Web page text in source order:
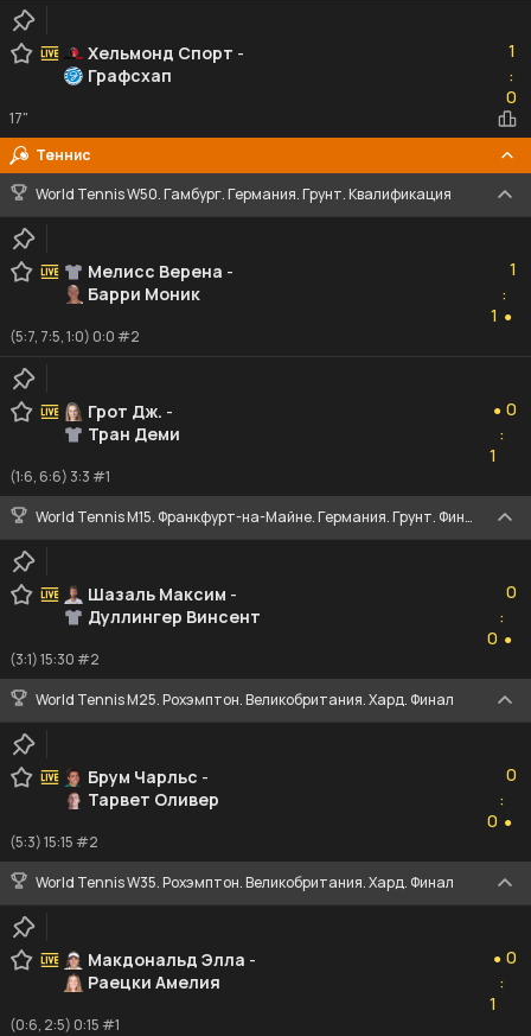
Хельмонд Спорт -
Графсхап
1
:0
0
17"
Теннис
World Tennis W50. Гамбург. Германия. Грунт. Квалификация
Мелисс Верена -
Барри Моник
1
:
1 ●
(5:7, 7:5, 1:0) 0:0 #2
Грот Дж. -
Тран Деми
● 0
:
1
(1:6, 6:6) 3:3 #1
World Tennis M15. Франкфурт-на-Майне. Германия. Грунт. Финал
Шазаль Максим -
Дуллингер Винсент
0
:
0 ●
(3:1) 15:30 #2
World Tennis M25. Рохэмптон. Великобритания. Хард. Финал
Брум Чарльс -
Тарвет Оливер
0
:
0 ●
(5:3) 15:15 #2
World Tennis W35. Рохэмптон. Великобритания. Хард. Финал
Макдональд Элла -
Раецки Амелия
● 0
:
1
(0:6, 2:5) 0:15 #1